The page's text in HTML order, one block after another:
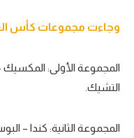
فيديو في الجول
وجاءت مجموعات كأس
المجموعة الأولى: المكسيك
التشيك.
المجموعة الثانية: كندا –